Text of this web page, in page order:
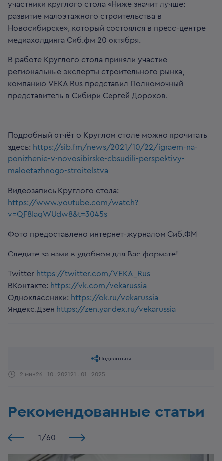
участники круглого стола «Ниже значит лучше:
развитие малоэтажного строительства в
Новосибирске», который состоялся в пресс-центре
медиахолдинга Сиб.фм 20 октября.
В работе Круглого стола приняли участие
региональные эксперты строительного рынка,
компанию VEKA Rus представил Полномочный
представитель в Сибири Сергей Дорохов.
Подробный отчёт о Круглом столе можно прочитать
здесь: https://sib.fm/news/2021/10/22/igraem-na-
ponizhenie-v-novosibirske-obsudili-perspektivy-
maloetazhnogo-stroitelstva
Видеозапись Круглого стола:
https://www.youtube.com/watch?
v=QF8IaqWUdw8&t=3045s
Фото предоставлено интернет-журналом Сиб.ФМ
Следите за нами в удобном для Вас формате!
Twitter https://twitter.com/VEKA_Rus
ВКонтакте: https://vk.com/vekarussia
Одноклассники: https://ok.ru/vekarussia
Яндекс.Дзен https://zen.yandex.ru/vekarussia
2 мин26 . 10 . 2021 21 . 01 . 2025
Поделиться
Рекомендованные статьи
1 /60